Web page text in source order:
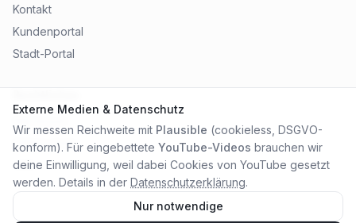
Kontakt
Kundenportal
Stadt-Portal
Datenschutz
AGB
Externe Medien & Datenschutz
Wir messen Reichweite mit Plausible (cookieless, DSGVO-
konform). Für eingebettete YouTube-Videos brauchen wir
deine Einwilligung, weil dabei Cookies von YouTube gesetzt
werden. Details in der Datenschutzerklärung.
Nur notwendige